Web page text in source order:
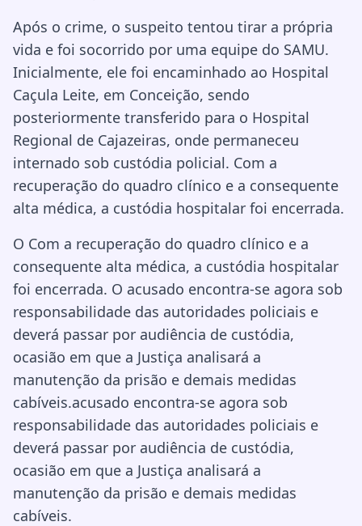
Após o crime, o suspeito tentou tirar a própria
vida e foi socorrido por uma equipe do SAMU.
Inicialmente, ele foi encaminhado ao Hospital
Caçula Leite, em Conceição, sendo
posteriormente transferido para o Hospital
Regional de Cajazeiras, onde permaneceu
internado sob custódia policial. Com a
recuperação do quadro clínico e a consequente
alta médica, a custódia hospitalar foi encerrada.
O Com a recuperação do quadro clínico e a
consequente alta médica, a custódia hospitalar
foi encerrada. O acusado encontra-se agora sob
responsabilidade das autoridades policiais e
deverá passar por audiência de custódia,
ocasião em que a Justiça analisará a
manutenção da prisão e demais medidas
cabíveis.acusado encontra-se agora sob
responsabilidade das autoridades policiais e
deverá passar por audiência de custódia,
ocasião em que a Justiça analisará a
manutenção da prisão e demais medidas
cabíveis.